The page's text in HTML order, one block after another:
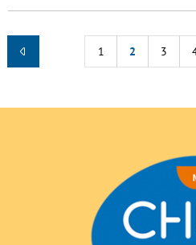
1 2 3